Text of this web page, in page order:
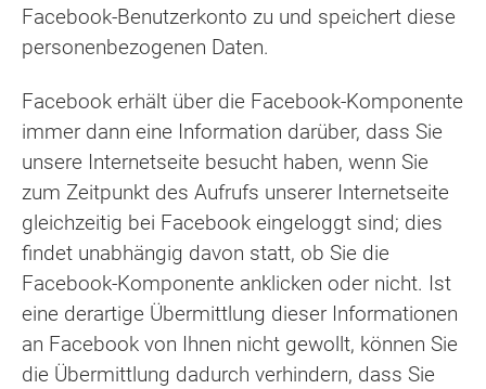
Facebook-Benutzerkonto zu und speichert diese
personenbezogenen Daten.
Facebook erhält über die Facebook-Komponente
immer dann eine Information darüber, dass Sie
unsere Internetseite besucht haben, wenn Sie
zum Zeitpunkt des Aufrufs unserer Internetseite
gleichzeitig bei Facebook eingeloggt sind; dies
findet unabhängig davon statt, ob Sie die
Facebook-Komponente anklicken oder nicht. Ist
eine derartige Übermittlung dieser Informationen
an Facebook von Ihnen nicht gewollt, können Sie
die Übermittlung dadurch verhindern, dass Sie